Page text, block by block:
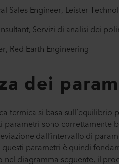
Sales Engineer, Leister
Servizi di analisi dei
Red Earth Engineering
dei
termica si basa
parametri sono correttamente
dall’intervallo di
parametri è quindi
diagramma seguente, il